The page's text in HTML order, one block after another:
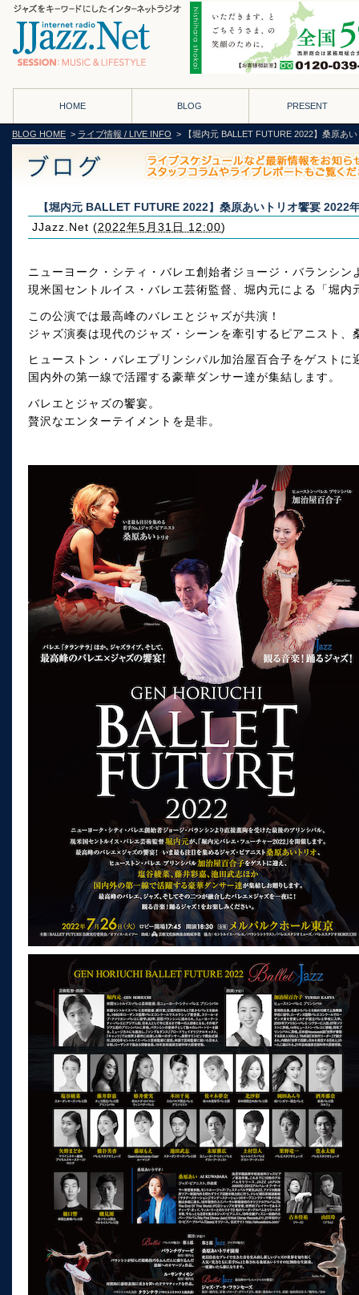
HOME BLOG PRESENT
BLOG HOME > ライブ情報 / LIVE INFO > 【堀内元 BALLET FUTURE 2022】桑原あ
【堀内元 BALLET FUTURE 2022】桑原あいトリオ饗宴 2022
JJazz.Net (2022年5月31日 12:00)
ニューヨーク・シティ・バレエ創始者ジョージ・バランシ
現米国セントルイス・バレエ芸術監督、堀内元による「堀
この公演では最高峰のバレエとジャズが共演！
ジャズ演奏は現代のジャズ・シーンを牽引するピアニスト、
ヒューストン・バレエプリンシパル加治屋百合子をゲストに
国内外の第一線で活躍する豪華ダンサー達が集結します。
バレエとジャズの饗宴。
贅沢なエンターテイメントを是非。